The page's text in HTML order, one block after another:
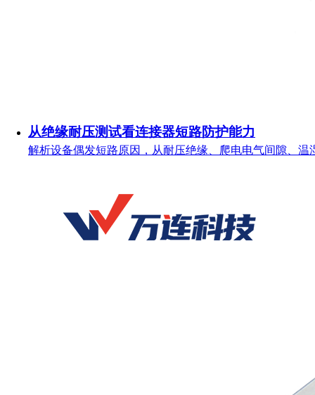
从绝缘耐压测试看连接器短路防护能力
解析设备偶发短路原因，从耐压绝缘、爬电电气间隙、温